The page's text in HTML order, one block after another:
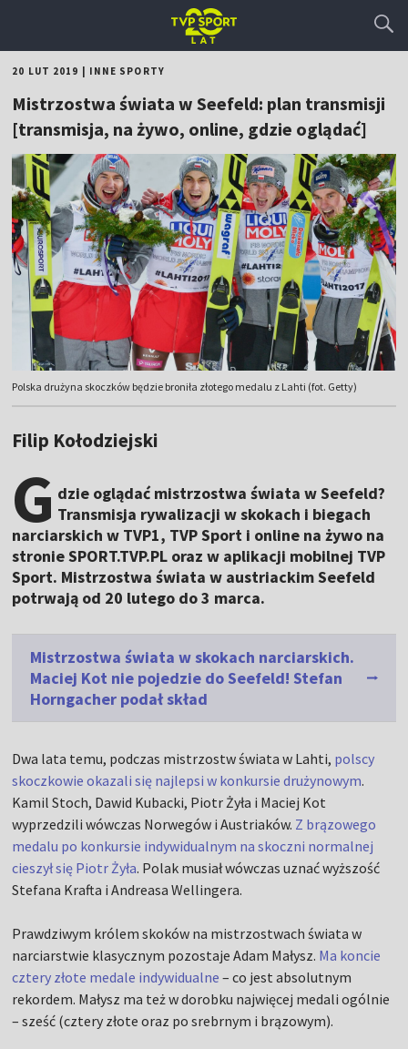
20 LUT 2019 INNE SPORTY
Mistrzostwa świata w Seefeld: plan transmisji
[transmisja, na żywo, online, gdzie oglądać]
Polska drużyna skoczków będzie broniła złotego medalu z Lahti (fot. Getty)
Filip Kołodziejski
G dzie oglądać mistrzostwa świata w Seefeld?
Transmisja rywalizacji w skokach i biegach
narciarskich w TVP1, TVP Sport i online na żywo na
stronie SPORT.TVP.PL oraz w aplikacji mobilnej TVP
Sport. Mistrzostwa świata w austriackim Seefeld
potrwają od 20 lutego do 3 marca.
Mistrzostwa świata w skokach narciarskich.
Maciej Kot nie pojedzie do Seefeld! Stefan
Horngacher podał skład
Dwa lata temu, podczas mistrzostw świata w Lahti, polscy
skoczkowie okazali się najlepsi w konkursie drużynowym.
Kamil Stoch, Dawid Kubacki, Piotr Żyła i Maciej Kot
wyprzedzili wówczas Norwegów i Austriaków. Z brązowego
medalu po konkursie indywidualnym na skoczni normalnej
cieszył się Piotr Żyła. Polak musiał wówczas uznać wyższość
Stefana Krafta i Andreasa Wellingera.
Prawdziwym królem skoków na mistrzostwach świata w
narciarstwie klasycznym pozostaje Adam Małysz. Ma koncie
cztery złote medale indywidualne– co jest absolutnym
rekordem. Małysz ma też w dorobku najwięcej medali ogólnie
– sześć (cztery złote oraz po srebrnym i brązowym).